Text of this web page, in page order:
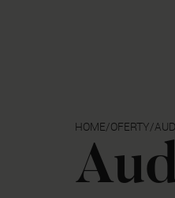
HOME/OFERTY/